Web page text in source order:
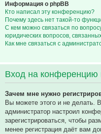
Информация о phpBB
Кто написал эту конференцию?
Почему здесь нет такой-то
С кем можно связаться по
юридических вопросов,
Как мне связаться с
Вход на конференцию
Зачем мне нужно
Вы можете этого и не делать.
администратор настроил
зарегистрироваться, чтобы
менее регистрация даёт вам